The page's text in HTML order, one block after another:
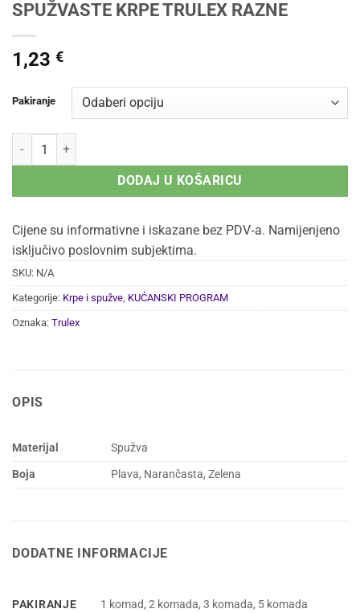
SPUŽVASTE KRPE TRULEX RAZNE
1,23 €
Pakiranje
SPUŽVASTE KRPE TRULEX RAZNE količina
DODAJ U KOŠARICU
Cijene su informativne i iskazane bez PDV‑a. Namijenjeno
isključivo poslovnim subjektima.
SKU: N/A
Kategorije: Krpe i spužve, KUĆANSKI PROGRAM
Oznaka: Trulex
OPIS
Materijal
Spužva
Boja
Plava, Narančasta, Zelena
DODATNE INFORMACIJE
PAKIRANJE 1 komad, 2 komada, 3 komada, 5 komada